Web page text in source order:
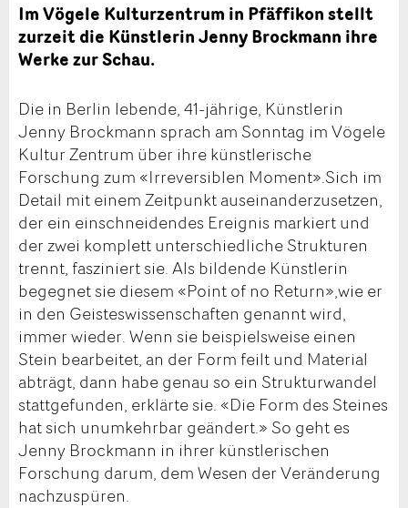
Im Vögele Kulturzentrum in Pfäffikon stellt
zurzeit die Künstlerin Jenny Brockmann ihre
Werke zur Schau.
Die in Berlin lebende, 41-jährige, Künstlerin
Jenny Brockmann sprach am Sonntag im Vögele
Kultur Zentrum über ihre künstlerische
Forschung zum «Irreversiblen Moment».Sich im
Detail mit einem Zeitpunkt auseinanderzusetzen,
der ein einschneidendes Ereignis markiert und
der zwei komplett unterschiedliche Strukturen
trennt, fasziniert sie. Als bildende Künstlerin
begegnet sie diesem «Point of no Return»,wie er
in den Geisteswissenschaften genannt wird,
immer wieder. Wenn sie beispielsweise einen
Stein bearbeitet, an der Form feilt und Material
abträgt, dann habe genau so ein Strukturwandel
stattgefunden, erklärte sie. «Die Form des Steines
hat sich unumkehrbar geändert.» So geht es
Jenny Brockmann in ihrer künstlerischen
Forschung darum, dem Wesen der Veränderung
nachzuspüren.